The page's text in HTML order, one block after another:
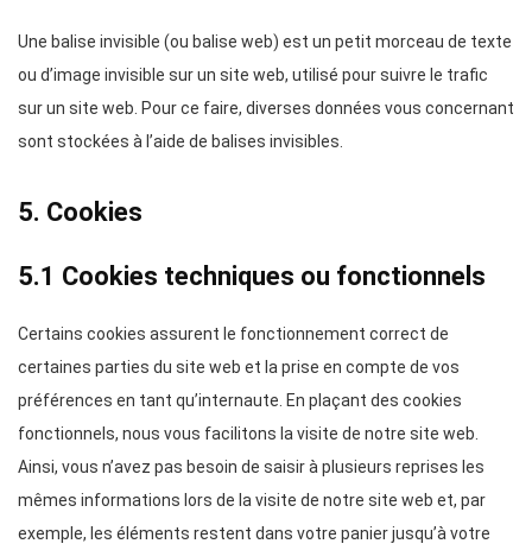
Une balise invisible (ou balise web) est un petit morceau de texte
ou d’image invisible sur un site web, utilisé pour suivre le trafic
sur un site web. Pour ce faire, diverses données vous concernant
sont stockées à l’aide de balises invisibles.
5. Cookies
5.1 Cookies techniques ou fonctionnels
Certains cookies assurent le fonctionnement correct de
certaines parties du site web et la prise en compte de vos
préférences en tant qu’internaute. En plaçant des cookies
fonctionnels, nous vous facilitons la visite de notre site web.
Ainsi, vous n’avez pas besoin de saisir à plusieurs reprises les
mêmes informations lors de la visite de notre site web et, par
exemple, les éléments restent dans votre panier jusqu’à votre